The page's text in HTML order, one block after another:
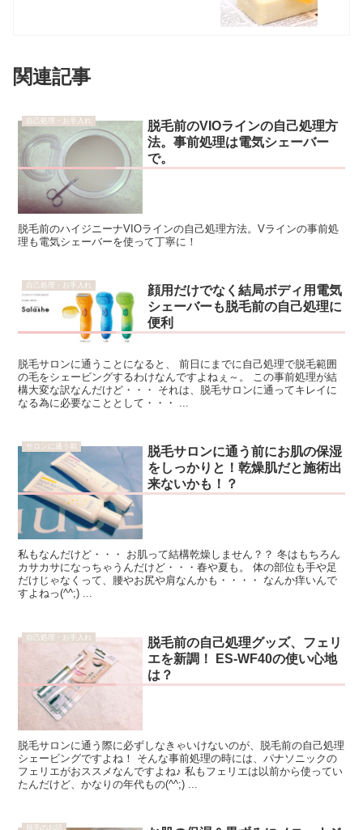
関連記事
自己処理・お手入れ
脱毛前のVIOラインの自己処理方
法。事前処理は電気シェーバー
で。
脱毛前のハイジニーナVIOラインの自己処理方法。Vラインの事前処
理も電気シェーバーを使って丁寧に！
自己処理・お手入れ
顔用だけでなく結局ボディ用電気
シェーバーも脱毛前の自己処理に
便利
脱毛サロンに通うことになると、 前日にまでに自己処理で脱毛範囲
の毛をシェービングするわけなんですよねぇ～。 この事前処理が結
構大変な訳なんだけど・・・ それは、脱毛サロンに通ってキレイに
なる為に必要なこととして・・・ ...
サロンに通う前
脱毛サロンに通う前にお肌の保湿
をしっかりと！乾燥肌だと施術出
来ないかも！？
私もなんだけど・・・ お肌って結構乾燥しません？？ 冬はもちろん
カサカサになっちゃうんだけど・・・春や夏も。 体の部位も手や足
だけじゃなくって、腰やお尻や肩なんかも・・・・ なんか痒いんで
すよねっ(^^;) ...
自己処理・お手入れ
脱毛前の自己処理グッズ、フェリ
エを新調！ ES-WF40の使い心地
は？
脱毛サロンに通う際に必ずしなきゃいけないのが、脱毛前の自己処理
シェービングですよね！ そんな事前処理の時には、パナソニックの
フェリエがおススメなんですよね♪ 私もフェリエは以前から使ってい
たんだけど、かなりの年代もの(^^;) ...
脱毛のお話